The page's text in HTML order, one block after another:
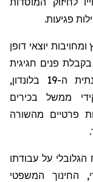
פגיעות.
יוצאי דופן
פנים חגיגית
השנתית ה-19 בלונדון,
ממשל בכירים
פרטיים מהשורה
על עבודתו
החינוך המשפטי